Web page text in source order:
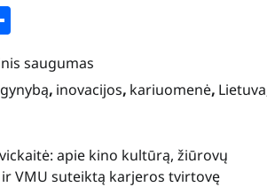
saugumas
gynybą, inovacijos, kariuomenė, Lietuva
apie kino kultūrą, žiūrovų
VMU suteiktą karjeros tvirtovę